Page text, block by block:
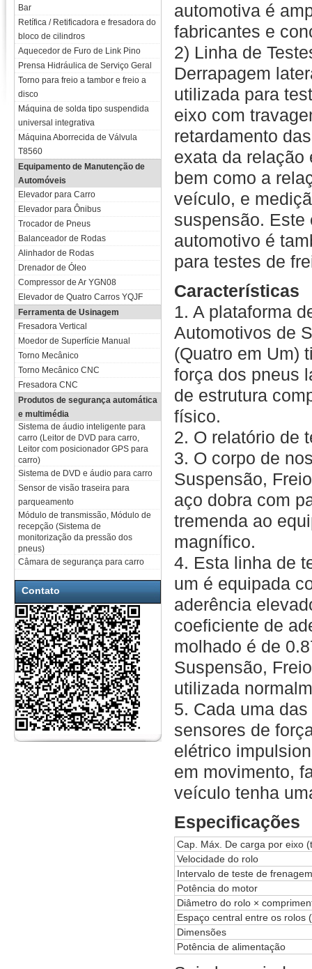
Bar
Retífica / Retificadora e fresadora do
bloco de cilindros
Aquecedor de Furo de Link Pino
Prensa Hidráulica de Serviço Geral
Torno para freio a tambor e freio a
disco
Máquina de solda tipo suspendida
universal integrativa
Máquina Aborrecida de Válvula
T8560
Equipamento de Manutenção de
Automóveis
Elevador para Carro
Elevador para Ônibus
Trocador de Pneus
Balanceador de Rodas
Alinhador de Rodas
Drenador de Óleo
Compressor de Ar YGN08
Elevador de Quatro Carros YQJF
Ferramenta de Usinagem
Fresadora Vertical
Moedor de Superfície Manual
Torno Mecânico
Torno Mecânico CNC
Fresadora CNC
Produtos de segurança automática
e multimédia
Sistema de áudio inteligente para
carro (Leitor de DVD para carro,
Leitor com posicionador GPS para
carro)
Sistema de DVD e áudio para carro
Sensor de visão traseira para
parqueamento
Módulo de transmissão, Módulo de
recepção (Sistema de
monitorização da pressão dos
pneus)
Câmara de segurança para carro
Contato
automotiva é
fabricantes e
2) Linha de
Derrapagem
utilizada para
eixo com
retardamento
exata da relação
bem como a
veículo, e
suspensão. Este
automotivo é
para testes de
Características
1. A plataforma
Automotivos de
(Quatro em Um)
força dos pneus
de estrutura
físico.
2. O relatório de
3. O corpo de
Suspensão,
aço dobra com
tremenda ao
magnífico.
4. Esta linha de
um é equipada
aderência
coeficiente de
molhado é de
Suspensão,
utilizada
5. Cada uma
sensores de
elétrico
em movimento,
veículo tenha
Especificações
Cap. Máx. De carga por eixo
Velocidade do rolo
Intervalo de teste de frenagem
Potência do motor
Diâmetro do rolo ×
Espaço central entre os rolos
Dimensões
Potência de alimentação